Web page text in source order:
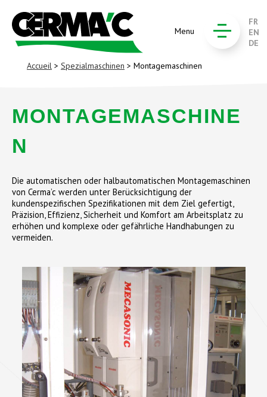
Menu
FR
EN
DE
Accueil > Spezialmaschinen > Montagemaschinen
MONTAGEMASCHINE
N
Die automatischen oder halbautomatischen Montagemaschinen
von Cerma’c werden unter Berücksichtigung der
kundenspezifischen Spezifikationen mit dem Ziel gefertigt,
Präzision, Effizienz, Sicherheit und Komfort am Arbeitsplatz zu
erhöhen und komplexe oder gefährliche Handhabungen zu
vermeiden.